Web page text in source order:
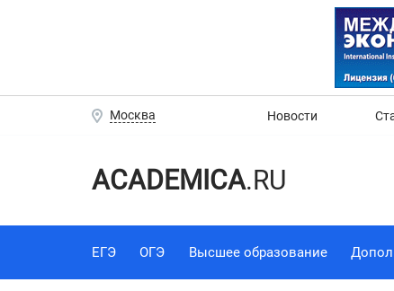
Москва Новости
ACADEMICA.RU
ЕГЭ ОГЭ Высшее образование